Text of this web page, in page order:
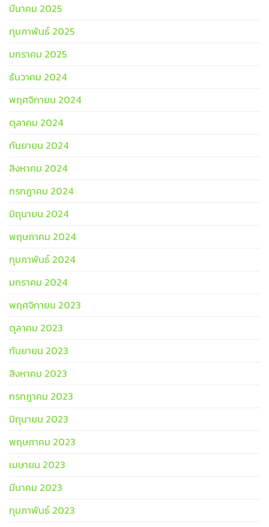
มีนาคม 2025
กุมภาพันธ์ 2025
มกราคม 2025
ธันวาคม 2024
พฤศจิกายน 2024
ตุลาคม 2024
กันยายน 2024
สิงหาคม 2024
กรกฎาคม 2024
มิถุนายน 2024
พฤษภาคม 2024
กุมภาพันธ์ 2024
มกราคม 2024
พฤศจิกายน 2023
ตุลาคม 2023
กันยายน 2023
สิงหาคม 2023
กรกฎาคม 2023
มิถุนายน 2023
พฤษภาคม 2023
เมษายน 2023
มีนาคม 2023
กุมภาพันธ์ 2023